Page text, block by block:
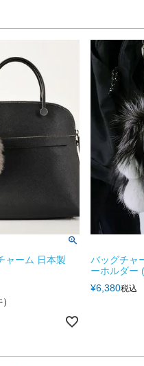
ャーム 日本製
バッグチャ
ーホルダー
¥6,380税込